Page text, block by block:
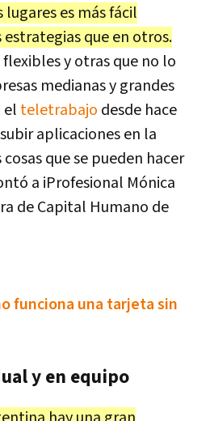
es más fácil
que en otros.
flexibles y otras que no lo
medianas y grandes
el teletrabajo desde hace
aplicaciones en la
que se pueden hacer
a iProfesional Mónica
de Capital Humano de
funciona una tarjeta sin
y en equipo